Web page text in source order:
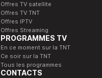
Offres TV satellite
Offres TV TNT
Offres IPTV
Offres Streaming
PROGRAMMES TV
En ce moment sur la TNT
Ce soir sur la TNT
Tous les programmes
CONTACTS